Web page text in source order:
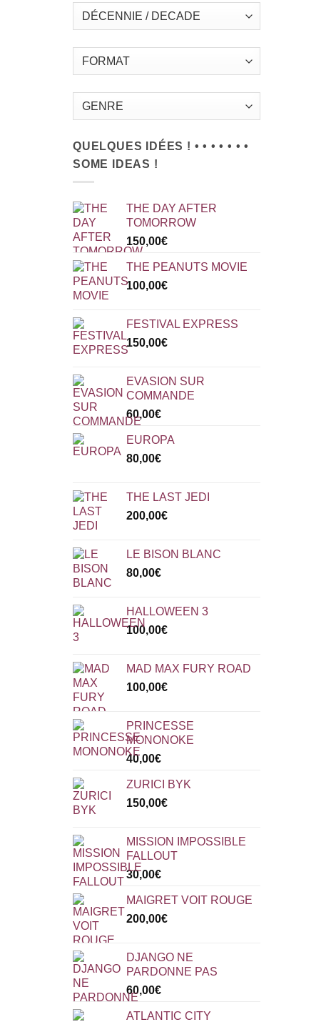
QUELQUES IDÉES ! • • • • • • •
SOME IDEAS !
THE DAY AFTER
TOMORROW
150,00€
THE PEANUTS MOVIE
100,00€
FESTIVAL EXPRESS
150,00€
EVASION SUR
COMMANDE
60,00€
EUROPA
80,00€
THE LAST JEDI
200,00€
LE BISON BLANC
80,00€
HALLOWEEN 3
100,00€
MAD MAX FURY ROAD
100,00€
PRINCESSE
MONONOKE
40,00€
ZURICI BYK
150,00€
MISSION IMPOSSIBLE
FALLOUT
30,00€
MAIGRET VOIT ROUGE
200,00€
DJANGO NE
PARDONNE PAS
60,00€
ATLANTIC CITY